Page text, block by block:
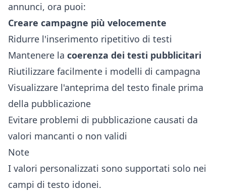
annunci, ora puoi:
Creare campagne più velocemente
Ridurre l'inserimento ripetitivo di testi
Mantenere la coerenza dei testi pubblicitari
Riutilizzare facilmente i modelli di campagna
Visualizzare l'anteprima del testo finale prima
della pubblicazione
Evitare problemi di pubblicazione causati da
valori mancanti o non validi
Note
I valori personalizzati sono supportati solo nei
campi di testo idonei.